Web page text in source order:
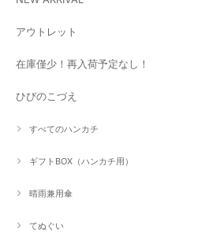
アウトレット
在庫僅少！再入荷予定なし！
ひびのこづえ
すべてのハンカチ
ギフトBOX（ハンカチ用）
晴雨兼用傘
てぬぐい